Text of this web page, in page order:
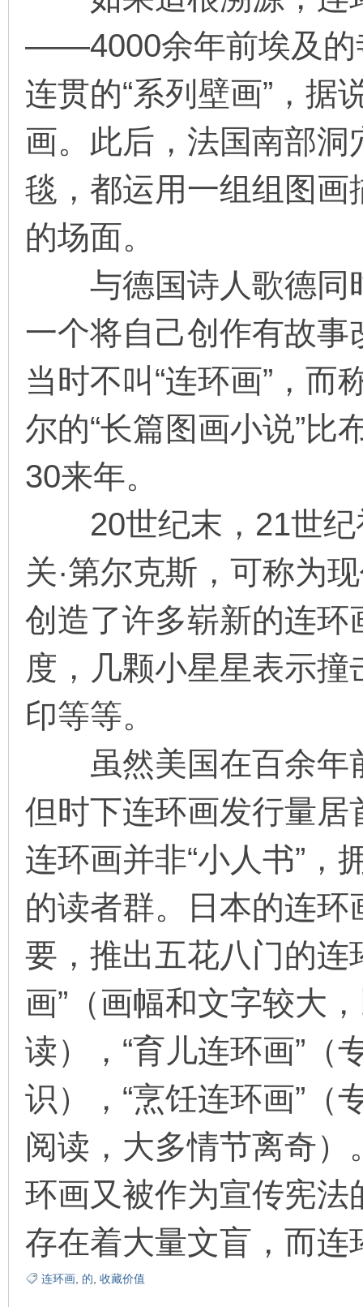
——4000余年前埃及的
连贯的“系列壁画”，据
画。此后，法国南部
毯，都运用一组组图
的场面。
与德国诗人歌德同
一个将自己创作有故
当时不叫“连环画”，而
尔的“长篇图画小说”比
30来年。
20世纪末，21世纪
关·第尔克斯，可称为
创造了许多崭新的连
度，几颗小星星表示
印等等。
虽然美国在百余年
但时下连环画发行量
连环画并非“小人书”，
的读者群。日本的连
要，推出五花八门的连
画”（画幅和文字较大
读），“育儿连环画”（
识），“烹饪连环画”（
阅读，大多情节离奇
环画又被作为宣传宪
存在着大量文盲，而连
连环画, 的 收藏价值